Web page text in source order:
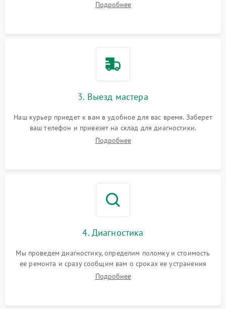
Подробнее
3. Выезд мастера
Наш курьер приедет к вам в удобное для вас время. Заберет
ваш телефон и привезет на склад для диагностики.
Подробнее
4. Диагностика
Мы проведем диагностику, определим поломку и стоимость
ее ремонта и сразу сообщим вам о сроках ее устранения
Подробнее